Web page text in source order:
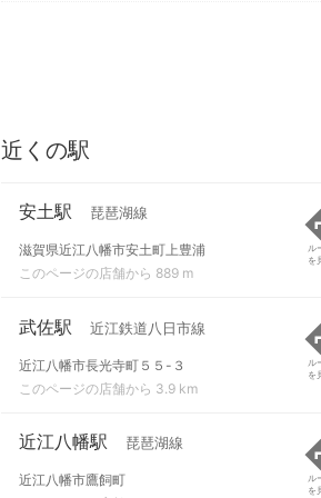
近くの駅
安土駅 琵琶湖線
滋賀県近江八幡市安土町上豊浦
このページの店舗から 889 m
ル
を
武佐駅 近江鉄道八日市線
近江八幡市長光寺町５５-３
このページの店舗から 3.9 km
ル
を
近江八幡駅 琵琶湖線
近江八幡市鷹飼町
ル
を